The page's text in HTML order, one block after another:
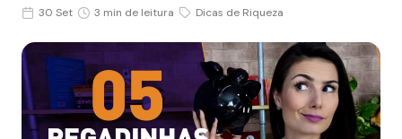
30 Set 3 min de leitura Dicas de Riqueza